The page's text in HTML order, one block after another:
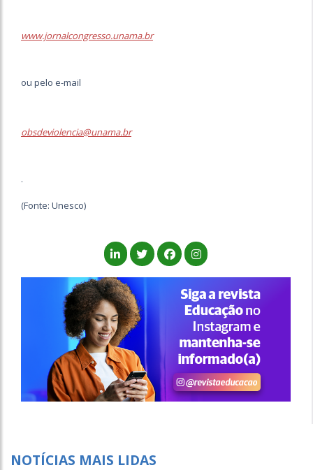
www.jornalcongresso.unama.br
ou pelo e-mail
obsdeviolencia@unama.br
.
(Fonte: Unesco)
NOTÍCIAS MAIS LIDAS